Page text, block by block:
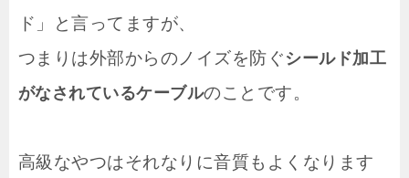
ド」と言ってますが、
つまりは外部からのノイズを防ぐ シールド加工
がなされているケーブルのことです。
高級なやつはそれなりに音質もよくなります